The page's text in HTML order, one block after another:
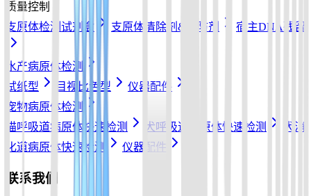
质量控制
支原体检测试剂盒
支原体清除剂&预防剂 宿主DNA残留
水产病原体检测
试纸型
目视比色型
仪器配件
宠物病原体检测
猫呼吸道病原体快速检测
犬呼吸道病原体快速检测
犬消
化道病原体快速检测
仪器配件
联系我们